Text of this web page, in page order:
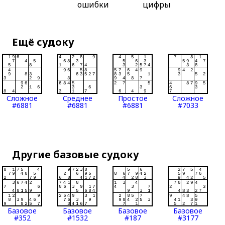
ошибки
цифры
Ещё судоку
Сложное
#6881
Среднее
#6881
Простое
#6881
Сложное
#7033
Другие базовые судоку
Базовое
#352
Базовое
#1532
Базовое
#187
Базовое
#3177